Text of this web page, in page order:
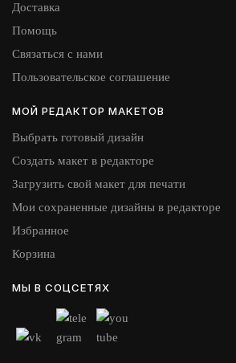
Доставка
Помощь
Связаться с нами
Пользовательское соглашение
МОЙ РЕДАКТОР МАКЕТОВ
Выбрать готовый дизайн
Создать макет в редакторе
Загрузить свой макет для печати
Мои сохраненные дизайны в редакторе
Избранное
Корзина
МЫ В СОЦСЕТЯХ